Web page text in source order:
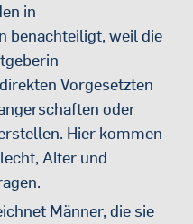
in
benachteiligt, weil die
Vorgesetzten
oder
Hier kommen
Alter und
Männer, die sie